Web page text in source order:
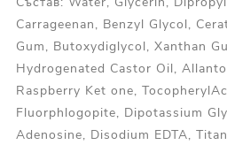
Carrageenan, Benzyl Glycol,
Gum, Butoxydiglycol, Xanthan
Hydrogenated Castor Oil,
Raspberry Ket one,
Fluorphlogopite, Dipotassium
Adenosine, Disodium EDTA,